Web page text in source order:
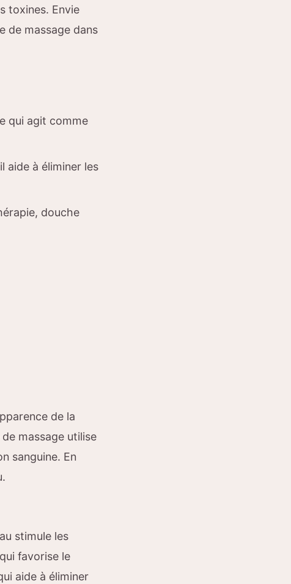
toxines. Envie
de massage dans
qui agit comme
aide à éliminer les
douche
de la
massage utilise
sanguine. En
stimule les
favorise le
aide à éliminer